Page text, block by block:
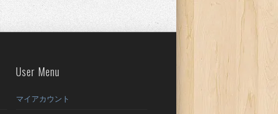
User Menu
マイアカウント